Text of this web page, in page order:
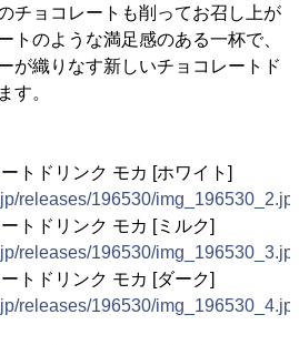
チョコレートも削ってお召し上が
トのような満足感のある一杯で、
が織りなす新しいチョコレートド
す。
トドリンク モカ [ホワイト]
releases/196530/
トドリンク モカ [ミルク]
releases/196530/
トドリンク モカ [ダーク]
releases/196530/